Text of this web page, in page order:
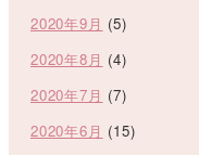
2020年9月 (5)
2020年8月 (4)
2020年7月 (7)
2020年6月 (15)